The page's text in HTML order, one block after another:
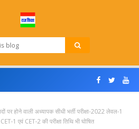
पर होने वाली अध्यापक सीधी भर्ती परीक्षा-2022 लेवल-1
1 एवं CET-2 की परीक्षा तिथि भी घोषित